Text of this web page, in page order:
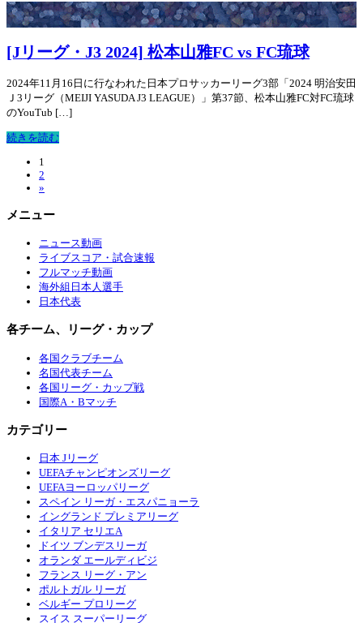
[Jリーグ・J3 2024] 松本山雅FC vs FC琉球
2024年11月16日に行なわれた日本プロサッカーリーグ3部「2024 明治安田
Ｊ3リーグ（MEIJI YASUDA J3 LEAGUE）」第37節、松本山雅FC対FC琉球
のYouTub […]
続きを読む
1
2
»
メニュー
ニュース動画
ライブスコア・試合速報
フルマッチ動画
海外組日本人選手
日本代表
各チーム、リーグ・カップ
各国クラブチーム
名国代表チーム
各国リーグ・カップ戦
国際A・Bマッチ
カテゴリー
日本 Jリーグ
UEFAチャンピオンズリーグ
UEFAヨーロッパリーグ
スペイン リーガ・エスパニョーラ
イングランド プレミアリーグ
イタリア セリエA
ドイツ ブンデスリーガ
オランダ エールディビジ
フランス リーグ・アン
ポルトガル リーガ
ベルギー プロリーグ
スイス スーパーリーグ